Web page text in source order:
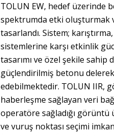
TOLUN EW, hedef üzerinde
spektrumda etki oluşturmak
tasarlandı. Sistem;
sistemlerine karşı etkinlik
tasarımı ve özel şekile sahip
güçlendirilmiş betonu
edebilmektedir. TOLUN IIR,
haberleşme sağlayan veri
operatöre sağladığı
ve vuruş noktası seçimi